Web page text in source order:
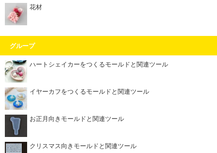
花材
グループ
ハートシェイカーをつくるモールドと関連ツール
イヤーカフをつくるモールドと関連ツール
お正月向きモールドと関連ツール
クリスマス向きモールドと関連ツール